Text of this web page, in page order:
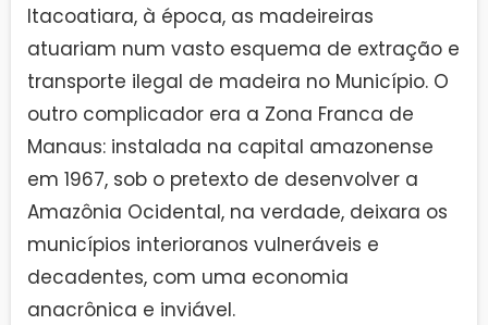
Itacoatiara, à época, as madeireiras
atuariam num vasto esquema de extração e
transporte ilegal de madeira no Município. O
outro complicador era a Zona Franca de
Manaus: instalada na capital amazonense
em 1967, sob o pretexto de desenvolver a
Amazônia Ocidental, na verdade, deixara os
municípios interioranos vulneráveis e
decadentes, com uma economia
anacrônica e inviável.